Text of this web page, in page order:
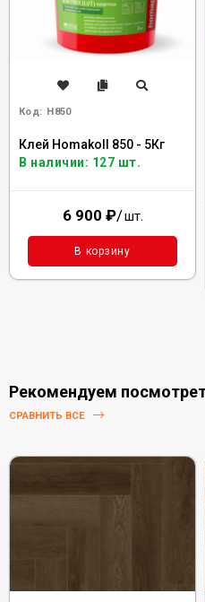
Код: H850
Клей Homakoll 850 - 5Кг
В наличии: 127 шт.
6 900 ₽/шт.
В корзину
Рекомендуем
СРАВНИТЬ ВСЕ